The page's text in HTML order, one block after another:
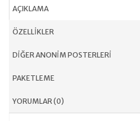
AÇIKLAMA
ÖZELLIKLER
DIĞER ANONIM POSTERLERI
PAKETLEME
YORUMLAR (0)